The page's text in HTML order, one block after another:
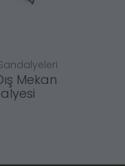
Mekan